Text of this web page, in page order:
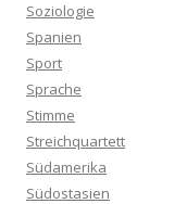
Soziologie
Spanien
Sport
Sprache
Stimme
Streichquartett
Südamerika
Südostasien